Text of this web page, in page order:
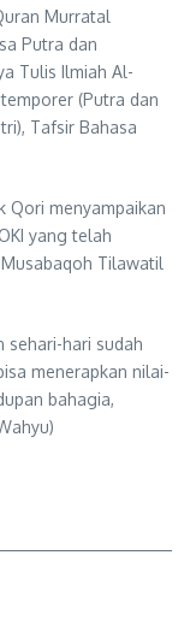
Murratal
Putra dan
Tulis Ilmiah Al-
(Putra dan
Tafsir Bahasa
Qori menyampaikan
yang telah
Tilawatil
sehari-hari sudah
menerapkan nilai-
bahagia,